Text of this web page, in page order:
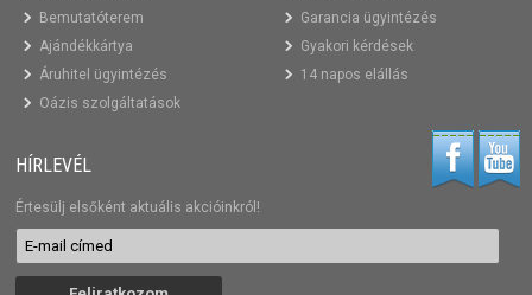
Bemutatóterem
Ajándékkártya
Áruhitel ügyintézés
Oázis szolgáltatások
Garancia ügyintézés
Gyakori kérdések
14 napos elállás
HÍRLEVÉL
Értesülj elsőként aktuális akcióinkról!